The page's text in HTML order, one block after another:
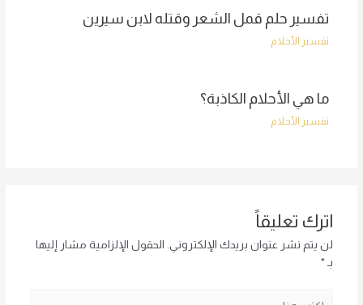
تفسير حلم قمل الشعر وقتله لابن سيرين
تفسير الأحلام
ما هي الأحلام الكاذبة؟
تفسير الأحلام
اترك تعليقاً
لن يتم نشر عنوان بريدك الإلكتروني. الحقول الإلزامية مشار إليها
بـ *